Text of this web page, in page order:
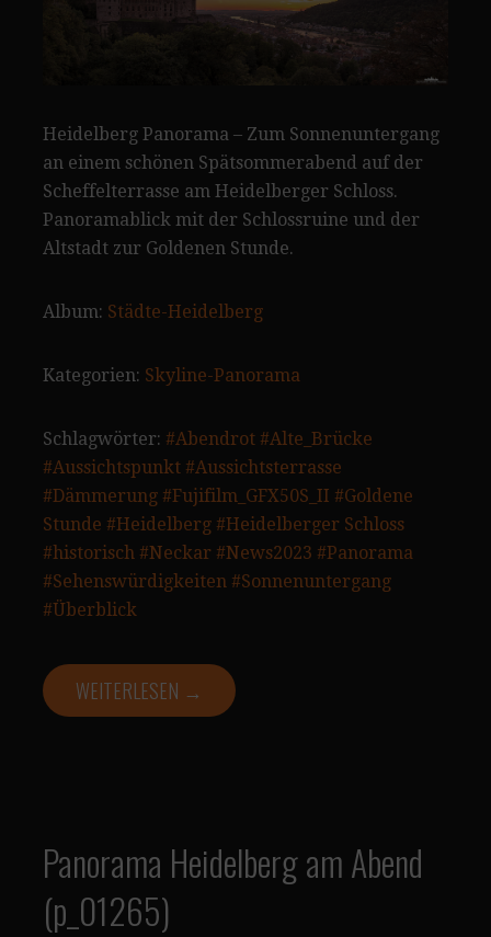
Heidelberg Panorama – Zum Sonnenuntergang
an einem schönen Spätsommerabend auf der
Scheffelterrasse am Heidelberger Schloss.
Panoramablick mit der Schlossruine und der
Altstadt zur Goldenen Stunde.
Album: Städte-Heidelberg
Kategorien: Skyline-Panorama
Schlagwörter: #Abendrot #Alte_Brücke
#Aussichtspunkt #Aussichtsterrasse
#Dämmerung #Fujifilm_GFX50S_II #Goldene
Stunde #Heidelberg #Heidelberger Schloss
#historisch #Neckar #News2023 #Panorama
#Sehenswürdigkeiten #Sonnenuntergang
#Überblick
WEITERLESEN →
Panorama Heidelberg am Abend
(p_01265)